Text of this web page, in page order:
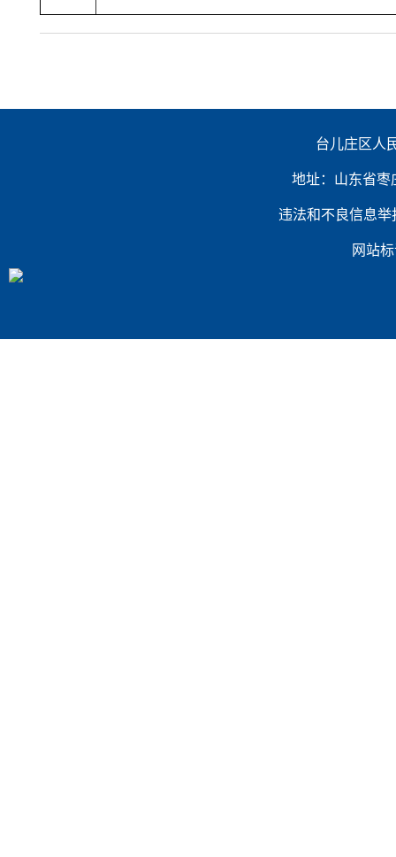
台儿庄区人
地址：山东省枣
违法和不良信息举
网站